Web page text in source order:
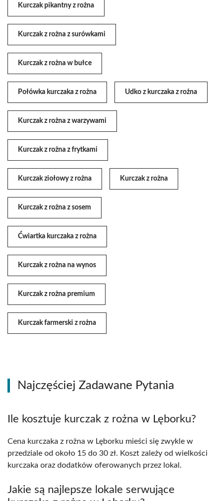
Kurczak pikantny z rożna
Kurczak z rożna z surówkami
Kurczak z rożna w bułce
Połówka kurczaka z rożna Udko z kurczaka z rożna
Kurczak z rożna z warzywami
Kurczak z rożna z frytkami
Kurczak ziołowy z rożna Kurczak z rożna
Kurczak z rożna z sosem
Ćwiartka kurczaka z rożna
Kurczak z rożna na wynos
Kurczak z rożna premium
Kurczak farmerski z rożna
Najczęściej Zadawane Pytania
Ile kosztuje kurczak z rożna w Lęborku?
Cena kurczaka z rożna w Lęborku mieści się zwykle w
przedziale od około 15 do 30 zł. Koszt zależy od wielkości
kurczaka oraz dodatków oferowanych przez lokal.
Jakie są najlepsze lokale serwujące